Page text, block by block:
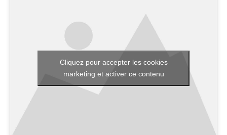
Cliquez pour accepter les cookies
marketing et activer ce contenu